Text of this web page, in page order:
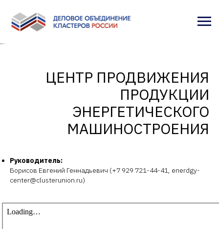
ЦЕНТР ПРОДВИЖЕНИЯ
ПРОДУКЦИИ
ЭНЕРГЕТИЧЕСКОГО
МАШИНОСТРОЕНИЯ
Руководитель:
Борисов Евгений Геннадьевич (+7 929 721-44-41, enerdgy-
center@clusterunion.ru)